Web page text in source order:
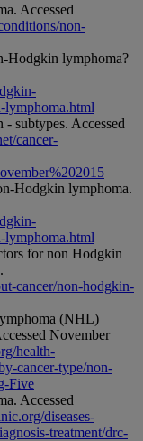
Accessed
non-
Hodgkin lymphoma?
lymphoma.html
subtypes. Accessed
cancer-
Hodgkin lymphoma.
lymphoma.html
for non Hodgkin
cancer/non-hodgkin-
(NHL)
November
health-
cancer-type/non-
Five
Accessed
diseases-
treatment/drc-